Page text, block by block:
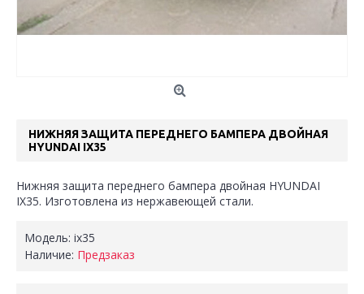
НИЖНЯЯ ЗАЩИТА ПЕРЕДНЕГО БАМПЕРА ДВОЙНАЯ
HYUNDAI IX35
Нижняя защита переднего бампера двойная HYUNDAI
IX35. Изготовлена из нержавеющей стали.
Модель: ix35
Наличие: Предзаказ